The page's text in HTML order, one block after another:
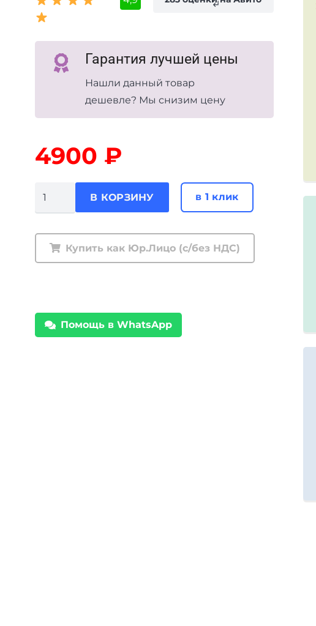
subdirectory_arrow_left
Гарантия лучшей цены
Нашли данный товар
дешевле? Мы снизим цену
4900 ₽
пневматики
В КОРЗИНУ в 1 клик
Купить как Юр.Лицо (с/без НДС)
Помощь в WhatsApp